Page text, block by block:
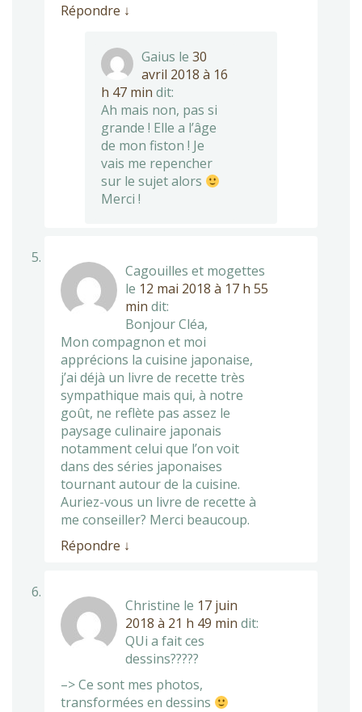
Répondre ↓
Gaius le 30
avril 2018 à 16
h 47 min dit:
Ah mais non, pas si
grande ! Elle a l’âge
de mon fiston ! Je
vais me repencher
sur le sujet alors
Merci !
Cagouilles et mogettes
le 12 mai 2018 à 17 h 55
min dit:
Bonjour Cléa,
Mon compagnon et moi
apprécions la cuisine japonaise,
j’ai déjà un livre de recette très
sympathique mais qui, à notre
goût, ne reflète pas assez le
paysage culinaire japonais
notamment celui que l’on voit
dans des séries japonaises
tournant autour de la cuisine.
Auriez-vous un livre de recette à
me conseiller? Merci beaucoup.
Répondre ↓
Christine le 17 juin
2018 à 21 h 49 min dit:
QUi a fait ces
dessins?????
–> Ce sont mes photos,
transformées en dessins